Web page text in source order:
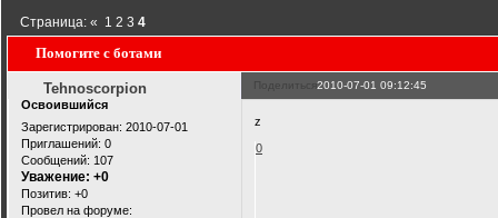
Помогите с ботами
Страница:« 1 2 3 4
Поделиться2010-07-01 09:12:45
Tehnoscorpion
Освоившийся
Зарегистрирован: 2010-07-01
Приглашений: 0
Сообщений: 107
Уважение: +0
Позитив: +0
Провел на форуме:
z
0